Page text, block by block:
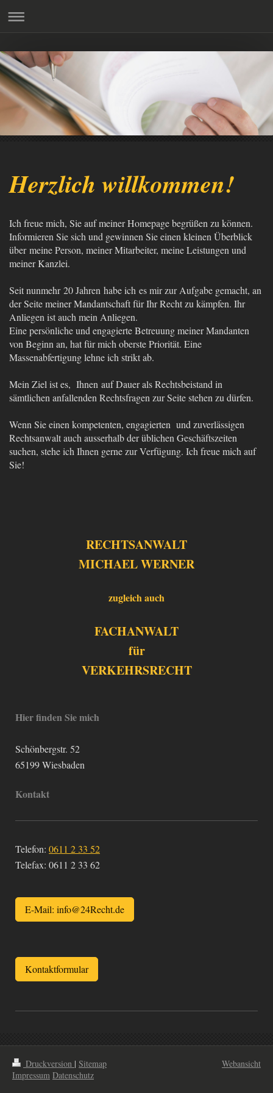
Herzlich willkommen!
Ich freue mich, Sie auf meiner Homepage begrüßen zu können.
Informieren Sie sich und gewinnen Sie einen kleinen Überblick
über meine Person, meiner Mitarbeiter, meine Leistungen und
meiner Kanzlei.
Seit nunmehr 20 Jahren habe ich es mir zur Aufgabe gemacht, an
der Seite meiner Mandantschaft für Ihr Recht zu kämpfen. Ihr
Anliegen ist auch mein Anliegen.
Eine persönliche und engagierte Betreuung meiner Mandanten
von Beginn an, hat für mich oberste Priorität. Eine
Massenabfertigung lehne ich strikt ab.
Mein Ziel ist es, Ihnen auf Dauer als Rechtsbeistand in
sämtlichen anfallenden Rechtsfragen zur Seite stehen zu dürfen.
Wenn Sie einen kompetenten, engagierten und zuverlässigen
Rechtsanwalt auch ausserhalb der üblichen Geschäftszeiten
suchen, stehe ich Ihnen gerne zur Verfügung. Ich freue mich auf
Sie!
RECHTSANWALT
MICHAEL WERNER
zugleich auch
FACHANWALT
für
VERKEHRSRECHT
Hier finden Sie mich
Schönbergstr. 52
65199Wiesbaden
Kontakt
Telefon: 0611 2 33 52
Telefax: 0611 2 33 62
E-Mail: info@24Recht.de
Kontaktformular
Druckversion | Sitemap
Impressum Datenschutz
Webansicht